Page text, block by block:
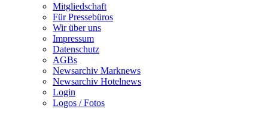
Mitgliedschaft
Für Pressebüros
Wir über uns
Impressum
Datenschutz
AGBs
Newsarchiv Marknews
Newsarchiv Hotelnews
Login
Logos / Fotos